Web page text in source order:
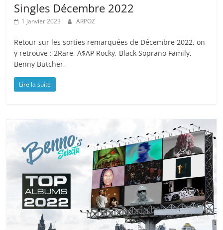
Singles Décembre 2022
1 janvier 2023 ARPOZ
Retour sur les sorties remarquées de Décembre 2022, on
y retrouve : 2Rare, A$AP Rocky, Black Soprano Family,
Benny Butcher,
Lire la suite